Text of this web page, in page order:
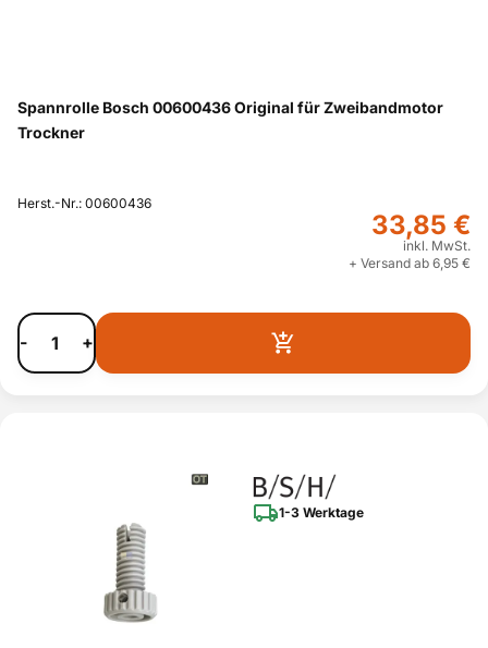
Spannrolle Bosch 00600436 Original für Zweibandmotor
Trockner
Herst.-Nr.: 00600436
33,85 €
inkl. MwSt.
+ Versand ab 6,95 €
- +
1-3 Werktage